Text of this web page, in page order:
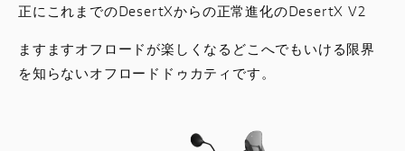
正にこれまでのDesertXからの正常進化のDesertX V2
ますますオフロードが楽しくなるどこへでもいける限界
を知らないオフロードドゥカティです。